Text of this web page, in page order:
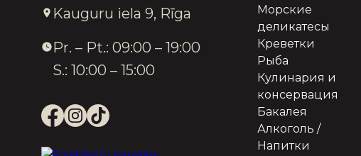
Kauguru iela 9, Rīga
Pr. – Pt.: 09:00 – 19:00
S.: 10:00 – 15:00
Морские
деликатесы
Креветки
Рыба
Кулинария и
консервация
Бакалея
Алкоголь /
Напитки